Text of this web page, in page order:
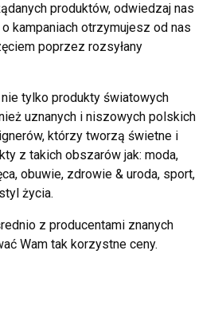
produktów, odwiedzaj nas
kampaniach otrzymujesz od nas
poprzez rozsyłany
tylko produkty światowych
uznanych i niszowych polskich
którzy tworzą świetne i
z takich obszarów jak: moda,
obuwie, zdrowie & uroda, sport,
życia.
z producentami znanych
Wam tak korzystne ceny.